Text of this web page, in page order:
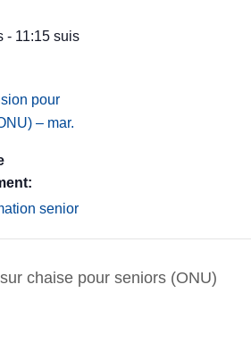
- 11:15 suis
pour
– mar.
senior
chaise pour seniors (ONU)